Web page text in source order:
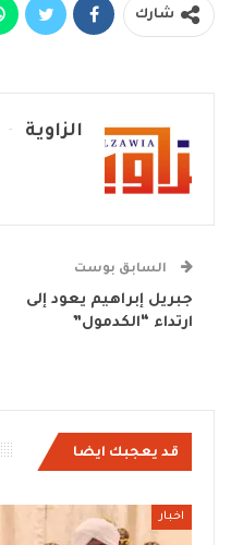
شارك
الزاوية
السابق بوست
جبريل إبراهيم يعود إلى
ارتداء “الكدمول”
قد يعجبك ايضا
اخبار